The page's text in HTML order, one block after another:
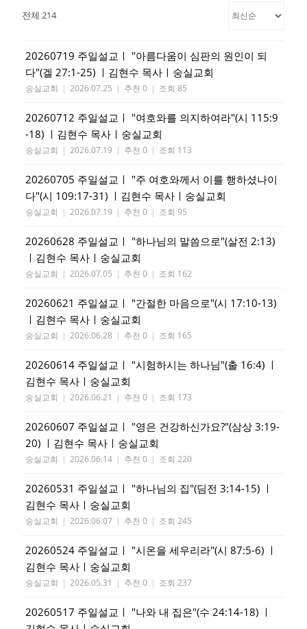
전체 214
20260719 주일설교ㅣ "아름다움이 심판의 원인이 되
다"(겔 27:1-25) ㅣ김현수 목사ㅣ숭실교회
숭실교회 | 2026.07.25 | 추천 0 | 조회 85
20260712 주일설교ㅣ "여호와를 의지하여라"(시 115:9
-18) ㅣ김현수 목사ㅣ숭실교회
숭실교회 | 2026.07.19 | 추천 0 | 조회 113
20260705 주일설교ㅣ "주 여호와께서 이를 행하셨나이
다"(시 109:17-31) ㅣ김현수 목사ㅣ숭실교회
숭실교회 | 2026.07.19 | 추천 0 | 조회 95
20260628 주일설교ㅣ "하나님의 말씀으로"(살전 2:13)
ㅣ김현수 목사ㅣ숭실교회
숭실교회 | 2026.07.05 | 추천 0 | 조회 162
20260621 주일설교ㅣ "간절한 마음으로"(시 17:10-13)
ㅣ김현수 목사ㅣ숭실교회
숭실교회 | 2026.06.28 | 추천 0 | 조회 165
20260614 주일설교ㅣ "시험하시는 하나님"(출 16:4) ㅣ
김현수 목사ㅣ숭실교회
숭실교회 | 2026.06.21 | 추천 0 | 조회 173
20260607 주일설교ㅣ "영은 건강하신가요?"(삼상 3:19-
20) ㅣ김현수 목사ㅣ숭실교회
숭실교회 | 2026.06.14 | 추천 0 | 조회 220
20260531 주일설교ㅣ "하나님의 집"(딤전 3:14-15) ㅣ
김현수 목사ㅣ숭실교회
숭실교회 | 2026.06.07 | 추천 0 | 조회 245
20260524 주일설교ㅣ "시온을 세우리라"(시 87:5-6) ㅣ
김현수 목사ㅣ숭실교회
숭실교회 | 2026.05.31 | 추천 0 | 조회 237
20260517 주일설교ㅣ "나와 내 집은"(수 24:14-18) ㅣ